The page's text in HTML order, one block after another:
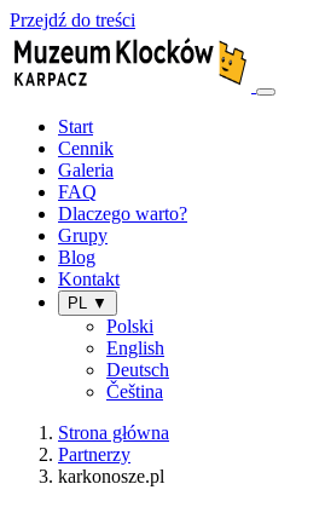
Przejdź do treści
Start
Cennik
Galeria
FAQ
Dlaczego warto?
Grupy
Blog
Kontakt
PL ▼
Polski
English
Deutsch
Čeština
Strona główna
Partnerzy
karkonosze.pl